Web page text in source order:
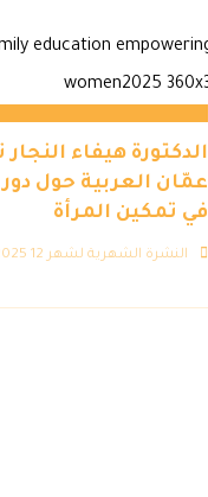
الدكتورة هيفاء
عمّان العربية حول
في تمكين المرأة
النشرة الشهرية لشهر 12 2025